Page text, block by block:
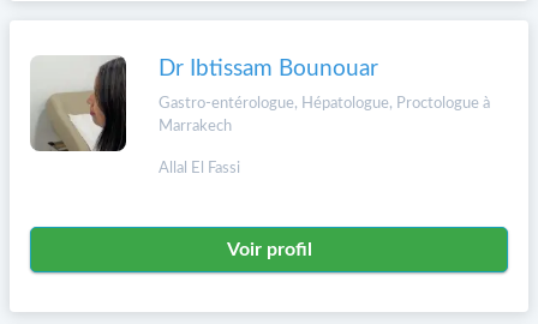
Dr Ibtissam Bounouar
Gastro-entérologue, Hépatologue, Proctologue à
Marrakech
Allal El Fassi
Voir profil